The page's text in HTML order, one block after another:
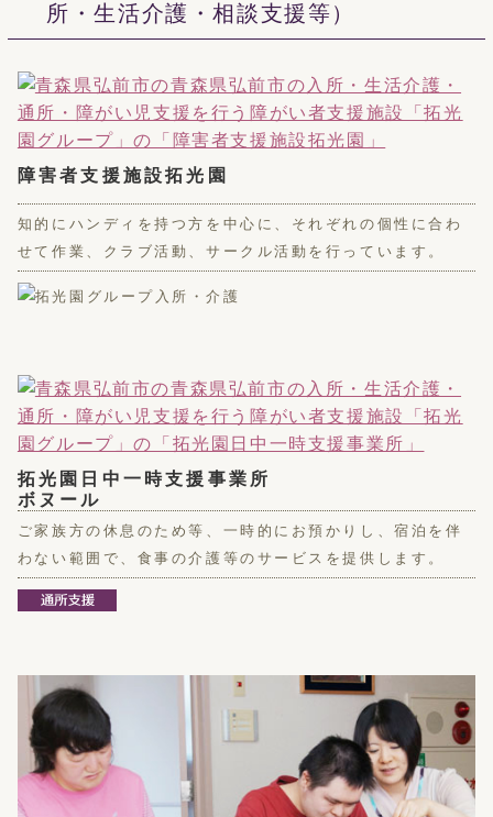
所・生活介護・相談支援等）
障害者支援施設拓光園
知的にハンディを持つ方を中心に、それぞれの個性に合わ
せて作業、クラブ活動、サークル活動を行っています。
拓光園日中一時支援事業所
ボヌール
ご家族方の休息のため等、一時的にお預かりし、宿泊を伴
わない範囲で、食事の介護等のサービスを提供します。